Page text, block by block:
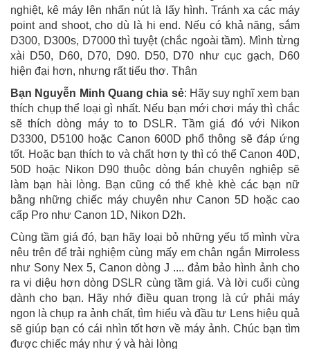
nghiệt, kê máy lên nhấn nút là lấy hình. Tránh xa các máy
point and shoot, cho dù là hi end. Nếu có khả năng, sắm
D300, D300s, D7000 thì tuyệt (chắc ngoài tầm). Mình từng
xài D50, D60, D70, D90. D50, D70 như cục gạch, D60
hiện đại hơn, nhưng rất tiểu thơ. Thân
Bạn Nguyễn Minh Quang chia sẻ: Hãy suy nghĩ xem bạn
thích chụp thể loại gì nhất. Nếu bạn mới chơi máy thì chắc
sẽ thích dòng máy to to DSLR. Tầm giá đó với Nikon
D3300, D5100 hoặc Canon 600D phổ thông sẽ đáp ứng
tốt. Hoặc bạn thích to và chất hơn ty thì có thể Canon 40D,
50D hoặc Nikon D90 thuộc dòng bán chuyên nghiệp sẽ
làm bạn hài lòng. Bạn cũng có thể khè khè các bạn nữ
bằng những chiếc máy chuyên như Canon 5D hoặc cao
cấp Pro như Canon 1D, Nikon D2h.
Cùng tầm giá đó, bạn hãy loại bỏ những yếu tố mình vừa
nêu trên để trải nghiệm cùng mấy em chân ngắn Mirroless
như Sony Nex 5, Canon dòng J .... đảm bảo hình ảnh cho
ra vi diệu hơn dòng DSLR cùng tầm giá. Và lời cuối cùng
dành cho bạn. Hãy nhớ điều quan trọng là cứ phải máy
ngon là chụp ra ảnh chất, tìm hiểu và đầu tư Lens hiệu quả
sẽ giúp bạn có cái nhìn tốt hơn về máy ảnh. Chúc bạn tìm
được chiếc máy như ý và hài lòng